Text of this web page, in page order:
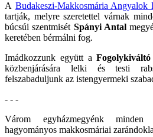
A Budakeszi-Makkosmária Angyalok
tartják, melyre szeretettel várnak
búcsúi szentmisét Spányi Antal
keretében bérmálni fog.
Imádkozzunk együtt aFogolykiváltó
közbenjárására lelki és testi
felszabaduljunk az istengyermeki
- - -
Várom egyházmegyénk
hagyományos makkosmáriai